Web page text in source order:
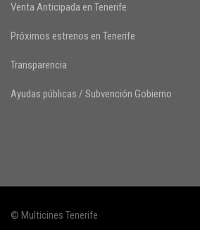
Venta Anticipada en Tenerife
Próximos estrenos en Tenerife
Transparencia
Ayudas públicas / Subvención Gobierno
© Multicines Tenerife